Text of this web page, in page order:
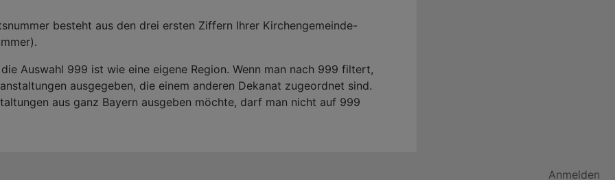
besteht aus den drei ersten Ziffern Ihrer Kirchengemeinde-
die Auswahl 999 ist wie eine eigene Region. Wenn man nach 999 filtert,
ausgegeben, die einem anderen Dekanat zugeordnet sind.
aus ganz Bayern ausgeben möchte, darf man nicht auf 999
Anmelden